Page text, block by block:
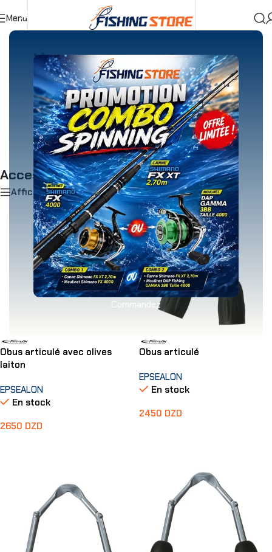
Commandez
Menu
Accueil»Chasse Sous Marine & Apnée»Accessoires Arbalètes
SANDOWS
MOULINET
ARBALETTES
Accessoires Arbalètes
Afficher les filtres
Obus articulé avec olives
laiton
EPSEALON
En stock
2650 DZD
Obus articulé
EPSEALON
En stock
2450 DZD